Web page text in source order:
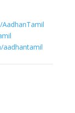
aadhantamil